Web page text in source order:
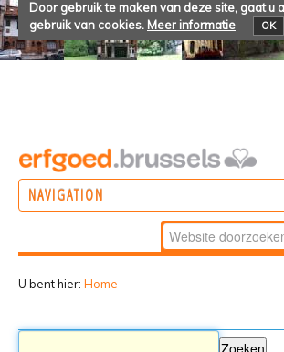
Door gebruik te maken van deze site, gaat u
gebruik van cookies. Meer informatie OK
NAVIGATION
Zoek
Geavanceerd
U bent hier: Home